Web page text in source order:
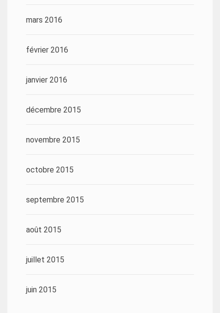
mars 2016
février 2016
janvier 2016
décembre 2015
novembre 2015
octobre 2015
septembre 2015
août 2015
juillet 2015
juin 2015